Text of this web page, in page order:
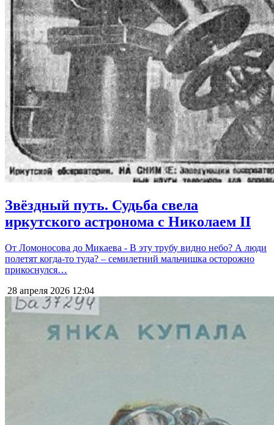
Звёздный путь. Судьба свела
иркутского астронома с Николаем II
От Ломоносова до Микаева - В эту трубу видно небо? А люди
полетят когда-то туда? – семилетний мальчишка осторожно
прикоснулся…
28 апреля 2026 12:04